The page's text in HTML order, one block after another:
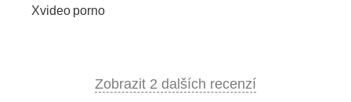
Xvideo porno
Zobrazit 2 dalších recenzí